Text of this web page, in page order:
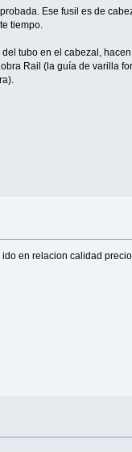
Ese fusil es de
tiempo.
tubo en el cabezal,
Rail (la guía de varilla
en relacion calidad